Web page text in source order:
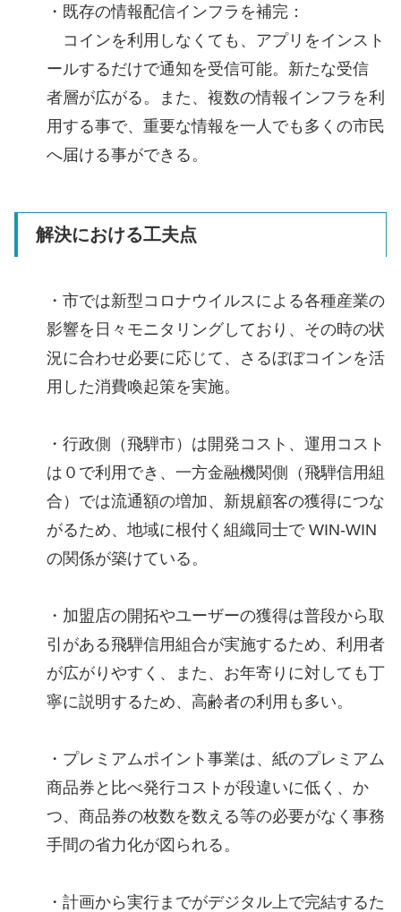
・既存の情報配信インフラを補完：
コインを利用しなくても、アプリをインスト
ールするだけで通知を受信可能。新たな受信
者層が広がる。また、複数の情報インフラを利
用する事で、重要な情報を一人でも多くの市民
へ届ける事ができる。
解決における工夫点
・市では新型コロナウイルスによる各種産業の
影響を日々モニタリングしており、その時の状
況に合わせ必要に応じて、さるぼぼコインを活
用した消費喚起策を実施。
・行政側（飛騨市）は開発コスト、運用コスト
は０で利用でき、一方金融機関側（飛騨信用組
合）では流通額の増加、新規顧客の獲得につな
がるため、地域に根付く組織同士で WIN-WIN
の関係が築けている。
・加盟店の開拓やユーザーの獲得は普段から取
引がある飛騨信用組合が実施するため、利用者
が広がりやすく、また、お年寄りに対しても丁
寧に説明するため、高齢者の利用も多い。
・プレミアムポイント事業は、紙のプレミアム
商品券と比べ発行コストが段違いに低く、か
つ、商品券の枚数を数える等の必要がなく事務
手間の省力化が図られる。
・計画から実行までがデジタル上で完結するた